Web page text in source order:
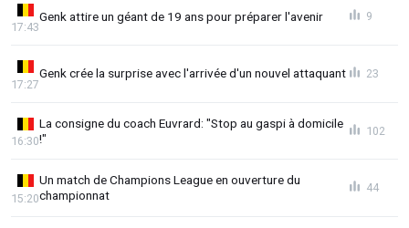
Genk attire un géant de 19 ans pour préparer l'avenir
17:43
9
Genk crée la surprise avec l'arrivée d'un nouvel attaquant
17:27
23
La consigne du coach Euvrard: "Stop au gaspi à domicile
!"
16:30
102
Un match de Champions League en ouverture du
championnat
15:20
44